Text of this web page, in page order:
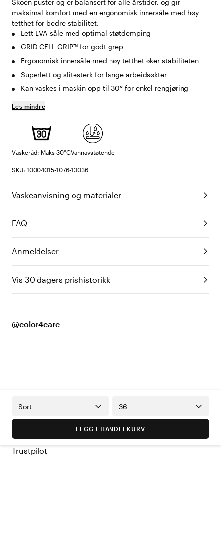
Skoen puster og er balansert for alle årstider, og gir
maksimal komfort med en ergonomisk innersåle med høy
tetthet for bedre stabilitet.
Lett EVA-såle med optimal støtdemping
GRID CELL GRIP™ for godt grep
Ergonomisk innersåle med høy tetthet øker stabiliteten
Superlett og slitesterk for lange arbeidsøkter
Kan vaskes i maskin opp til 30° for enkel rengjøring
Les mindre
Vaskeråd: Maks 30°CVannavstøtende
SKU: 10004015-1076-10036
Vaskeanvisning og materialer
FAQ
Anmeldelser
Vis 30 dagers prishistorikk
@color4care
Sort 36
LEGG I HANDLEKURV
Trustpilot